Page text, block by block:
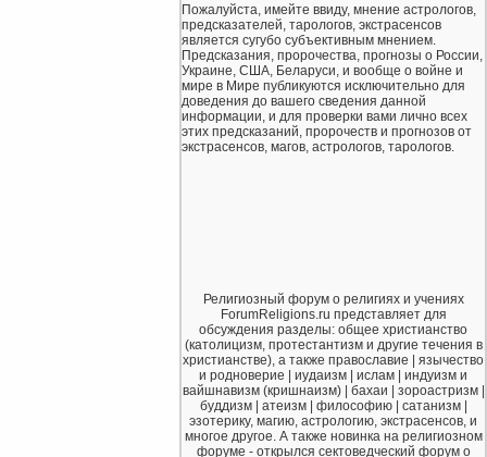
Пожалуйста, имейте ввиду, мнение астрологов,
предсказателей, тарологов, экстрасенсов
является сугубо субъективным мнением.
Предсказания, пророчества, прогнозы о России,
Украине, США, Беларуси, и вообще о войне и
мире в Мире публикуются исключительно для
доведения до вашего сведения данной
информации, и для проверки вами лично всех
этих предсказаний, пророчеств и прогнозов от
экстрасенсов, магов, астрологов, тарологов.
Религиозный форум о религиях и учениях
ForumReligions.ru представляет для
обсуждения разделы: общее христианство
(католицизм, протестантизм и другие течения в
христианстве), а также православие | язычество
и родноверие | иудаизм | ислам | индуизм и
вайшнавизм (кришнаизм) | бахаи | зороастризм |
буддизм | атеизм | философию | сатанизм |
эзотерику, магию, астрологию, экстрасенсов, и
многое другое. А также новинка на религиозном
форуме - открылся сектоведческий форум о